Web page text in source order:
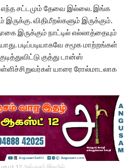
எந்த சட்டமும் தேவை இல்லை. இங்க
விதிமீறல்களும் இருக்கும்.
இருக்கும் நாட்டில் எல்லாத்தையும்
படிப்படியாகவே சமூக மாற்றங்கள்
குத்து டான்ஸ்
யாரை ரோல்மாடலாக